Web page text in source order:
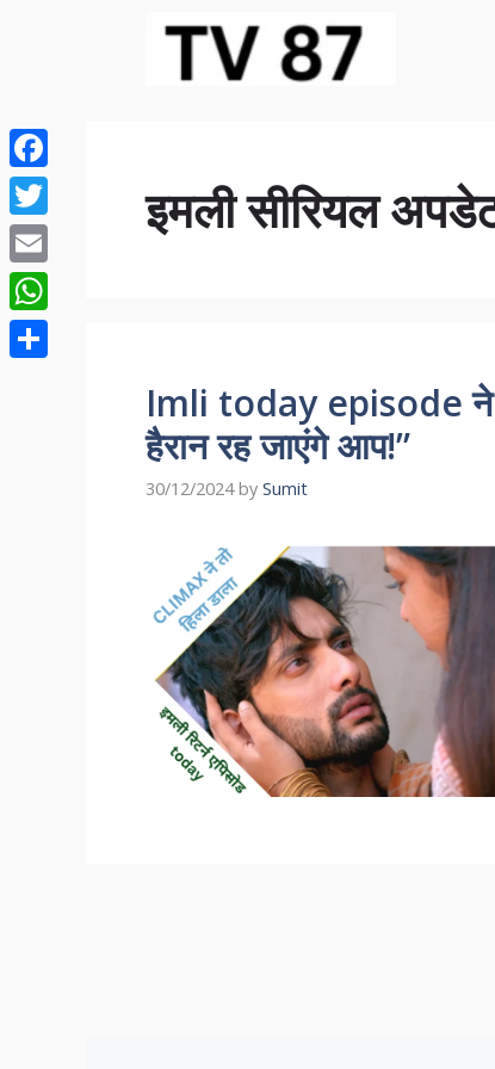
इमली सीरियल
Imli today episode ने
हैरान रह जाएंगे आप!”
30/12/2024 by Sumit
Facebook
Twitter
Email
WhatsApp